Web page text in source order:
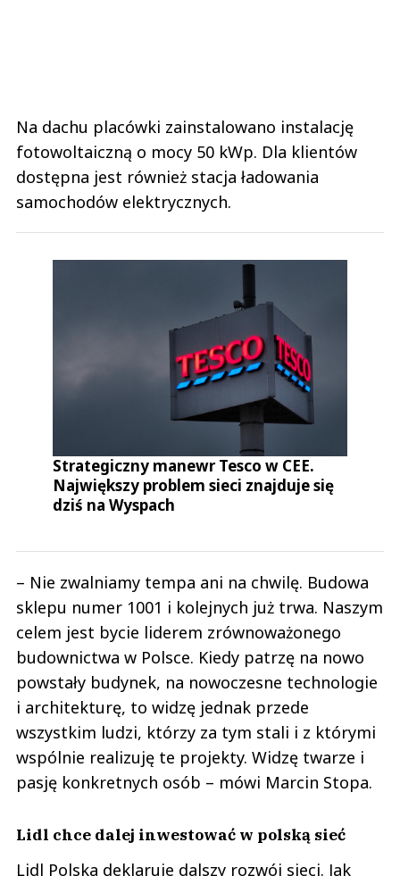
Na dachu placówki zainstalowano instalację
fotowoltaiczną o mocy 50 kWp. Dla klientów
dostępna jest również stacja ładowania
samochodów elektrycznych.
Strategiczny manewr Tesco w CEE.
Największy problem sieci znajduje się
dziś na Wyspach
– Nie zwalniamy tempa ani na chwilę. Budowa
sklepu numer 1001 i kolejnych już trwa. Naszym
celem jest bycie liderem zrównoważonego
budownictwa w Polsce. Kiedy patrzę na nowo
powstały budynek, na nowoczesne technologie
i architekturę, to widzę jednak przede
wszystkim ludzi, którzy za tym stali i z którymi
wspólnie realizuję te projekty. Widzę twarze i
pasję konkretnych osób – mówi Marcin Stopa.
Lidl chce dalej inwestować w polską sieć
Lidl Polska deklaruje dalszy rozwój sieci. Jak